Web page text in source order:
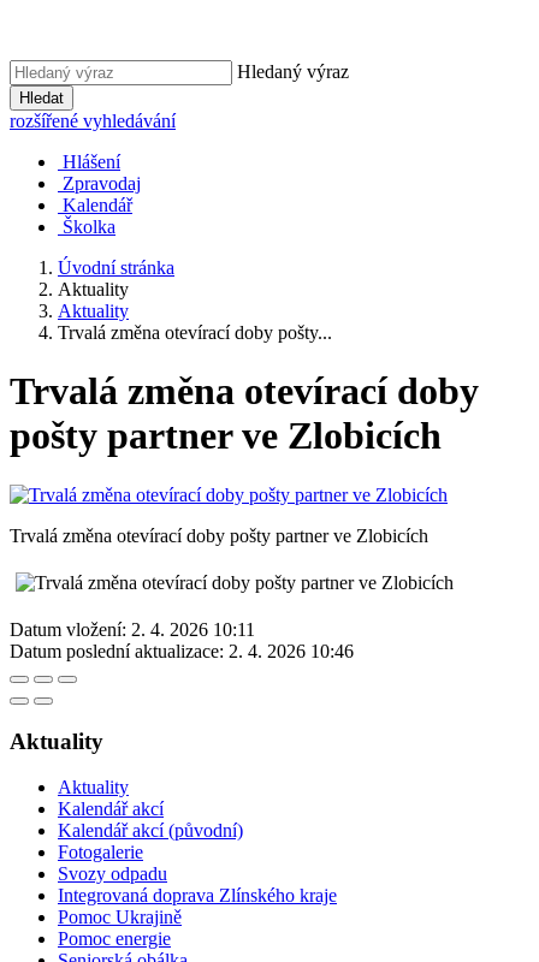
Hledaný výraz
Hledat
rozšířené vyhledávání
Hlášení
Zpravodaj
Kalendář
Školka
Úvodní stránka
Aktuality
Aktuality
Trvalá změna otevírací doby pošty...
Trvalá změna otevírací doby
pošty partner ve Zlobicích
Trvalá změna otevírací doby pošty partner ve Zlobicích
Datum vložení: 2. 4. 2026 10:11
Datum poslední aktualizace: 2. 4. 2026 10:46
Aktuality
Aktuality
Kalendář akcí
Kalendář akcí (původní)
Fotogalerie
Svozy odpadu
Integrovaná doprava Zlínského kraje
Pomoc Ukrajině
Pomoc energie